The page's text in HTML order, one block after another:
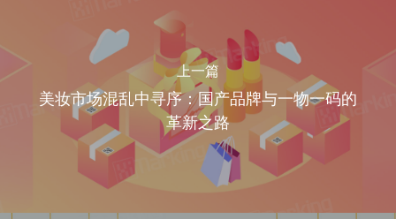
上一篇
美妆市场混乱中寻序：国产品牌与一物一码的
革新之路